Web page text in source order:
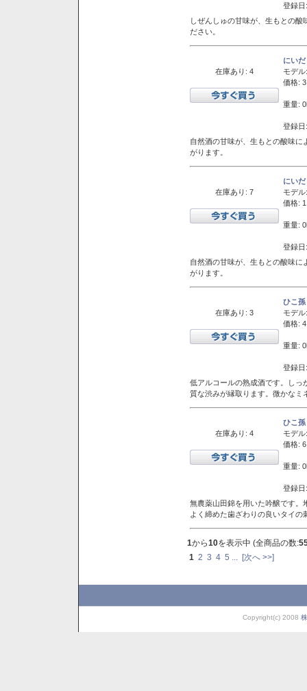
登録
しぜんしゅの甘味が、生もとの
ださい。
在庫あり: 4
にい
モデル:
価格:
重量:
登録
自然酒の甘味が、生もとの酸味
がります。
在庫あり: 7
にい
モデル:
価格:
重量:
登録
自然酒の甘味が、生もとの酸味
がります。
在庫あり: 3
ひこ
モデル:
価格:
重量:
登録
低アルコールの熟成酒です。しっ
質な渋みが縁取ります。微かなミ
在庫あり: 4
ひこ
モデル:
価格:
重量:
登録
無農薬山田錦を用いた吟醸です
よく締めた歯ざわりの良いタイ
1から10を表示中 (全商品の数:
1 2 3 4 5 [次へ >>]
Copyright(c) 2008